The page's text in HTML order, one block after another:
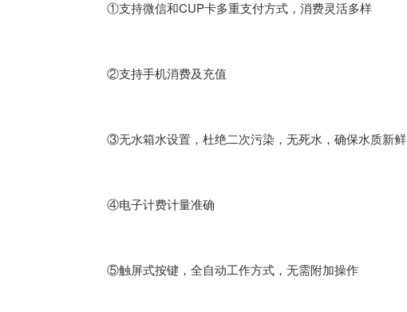
①支持微信和CUP卡多重支付方式，消费灵活多样
②支持手机消费及充值
③无水箱水设置，杜绝二次污染，无死水，确保水质新鲜
④电子计费计量准确
⑤触屏式按键，全自动工作方式，无需附加操作